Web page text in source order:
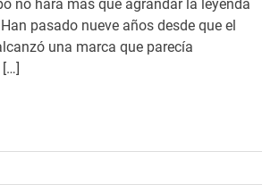
no hará más que agrandar la leyenda
pasado nueve años desde que el
una marca que parecía